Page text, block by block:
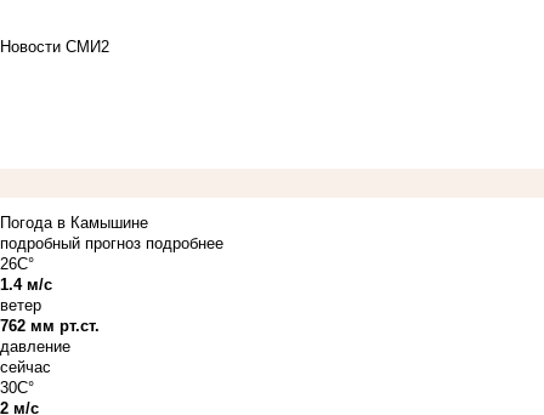
Новости СМИ2
Погода в Камышине
подробный прогноз подробнее
26C°
1.4 м/с
ветер
762 мм рт.ст.
давление
сейчас
30C°
2 м/с